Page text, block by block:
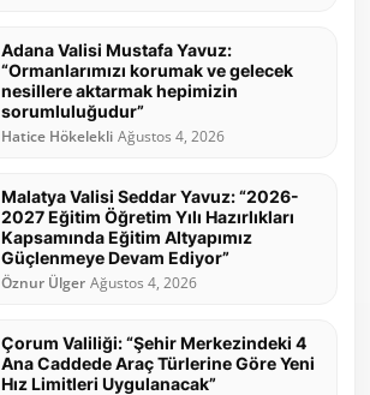
Adana Valisi Mustafa Yavuz:
“Ormanlarımızı korumak ve gelecek
nesillere aktarmak hepimizin
sorumluluğudur”
Hatice Hökelekli Ağustos 4, 2026
Malatya Valisi Seddar Yavuz: “2026-
2027 Eğitim Öğretim Yılı Hazırlıkları
Kapsamında Eğitim Altyapımız
Güçlenmeye Devam Ediyor”
Öznur Ülger Ağustos 4, 2026
Çorum Valiliği: “Şehir Merkezindeki 4
Ana Caddede Araç Türlerine Göre Yeni
Hız Limitleri Uygulanacak”